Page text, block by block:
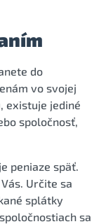
do
vo svojej
existuje jediné
spoločnosť,
peniaze späť.
Určite sa
splátky
sa